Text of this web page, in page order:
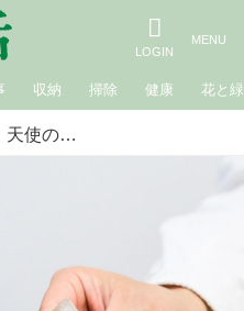
収納 掃除 健康 花と緑
美しき鉱物の世界｜天使の金髪が入ったような「ルチルクォーツ」と、ジャングルの景色を思わせる「クリソコラ」